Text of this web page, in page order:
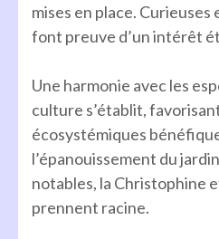
mises en place. Curieuses
font preuve d’un intérêt
Une harmonie avec les
culture s’établit,
écosystémiques
l’épanouissement du
notables, la Christophine
prennent racine.